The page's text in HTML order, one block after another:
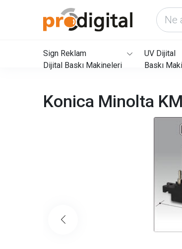
Sign Reklam
Dijital Baskı Makineleri
UV Dijital
Baskı
Konica Minolta